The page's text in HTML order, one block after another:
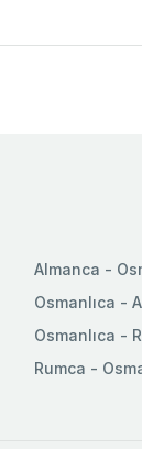
Almanca -
Osmanlıca -
Osmanlıca -
Rumca -